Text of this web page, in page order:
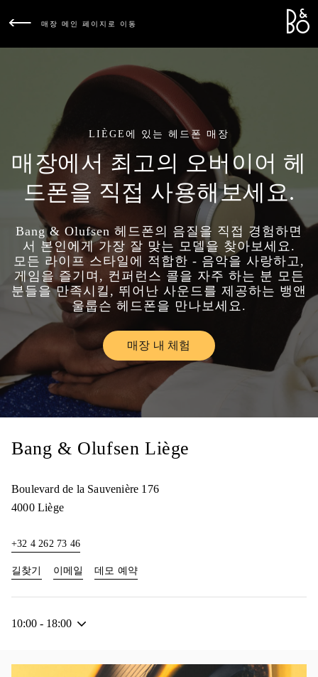
매장 메인 페이지로 이동
LIÈGE에 있는 헤드폰 매장
매장에서 최고의 오버이어 헤
드폰을 직접 사용해보세요.
Bang & Olufsen 헤드폰의 음질을 직접 경험하면
서 본인에게 가장 잘 맞는 모델을 찾아보세요.
모든 라이프 스타일에 적합한 - 음악을 사랑하고,
게임을 즐기며, 컨퍼런스 콜을 자주 하는 분 모든
분들을 만족시킬, 뛰어난 사운드를 제공하는 뱅앤
울룹슨 헤드폰을 만나보세요.
매장 내 체험Link Opens in New Tab
Bang & Olufsen Liège
Boulevard de la Sauvenière 176
4000 Liège
+32 4 262 73 46
길찾기 Link Opens in New Tab
이메일 데모 예약Link Opens in New Tab
10:00 - 18:00